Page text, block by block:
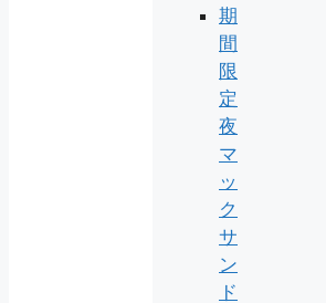
期
間
限
定
夜
マ
ッ
ク
サ
ン
ド